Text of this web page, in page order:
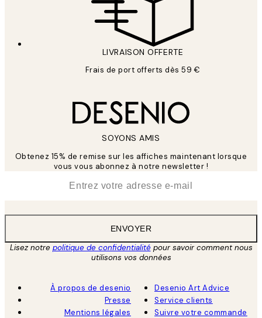
LIVRAISON OFFERTE
Frais de port offerts dès 59 €
SOYONS AMIS
Obtenez 15% de remise sur les affiches maintenant lorsque
vous vous abonnez à notre newsletter !
ENVOYER
Lisez notre politique de confidentialitépour savoir comment nous
utilisons vos données
À propos de desenio
Presse
Mentions légales
Desenio Art Advice
Service clients
Suivre votre commande